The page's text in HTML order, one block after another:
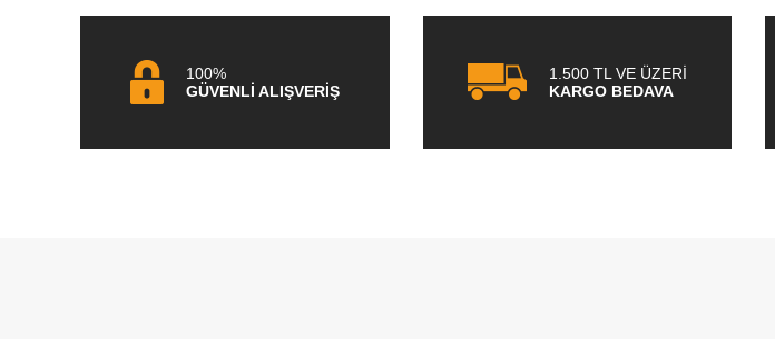
100%
GÜVENLİ ALIŞVERİŞ
1.500 TL VE ÜZERİ
KARGO BEDAVA